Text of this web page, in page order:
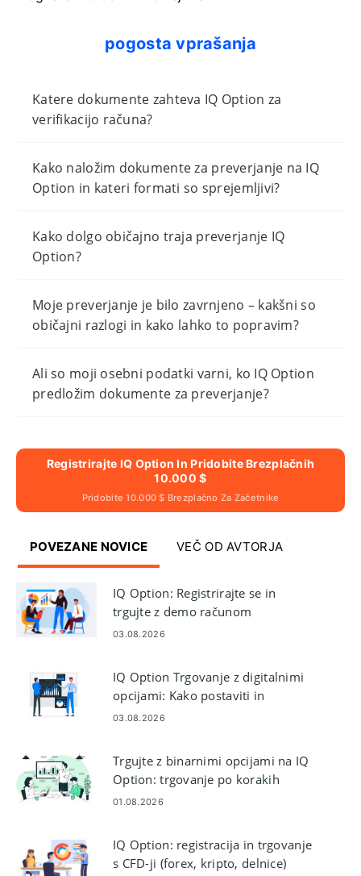
pogosta vprašanja
Katere dokumente zahteva IQ Option za
verifikacijo računa?
Kako naložim dokumente za preverjanje na IQ
Option in kateri formati so sprejemljivi?
Kako dolgo običajno traja preverjanje IQ
Option?
Moje preverjanje je bilo zavrnjeno – kakšni so
običajni razlogi in kako lahko to popravim?
Ali so moji osebni podatki varni, ko IQ Option
predložim dokumente za preverjanje?
Registrirajte IQ Option In Pridobite Brezplačnih
10.000 $
Pridobite 10.000 $ Brezplačno Za Začetnike
POVEZANE NOVICE VEČ OD AVTORJA
IQ Option: Registrirajte se in
trgujte z demo računom
03.08.2026
IQ Option Trgovanje z digitalnimi
opcijami: Kako postaviti in
upravljati posle
03.08.2026
Trgujte z binarnimi opcijami na IQ
Option: trgovanje po korakih
01.08.2026
IQ Option: registracija in trgovanje
s CFD-ji (forex, kripto, delnice)